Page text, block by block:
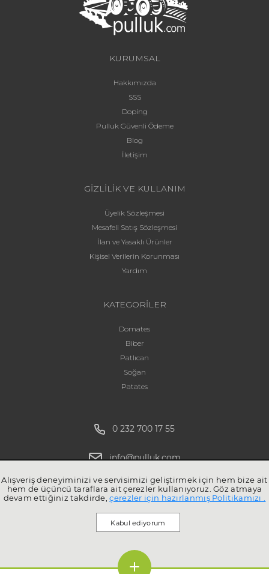
KURUMSAL
Hakkımızda
SSS
Doping
Pulluk Güvenli Ödeme
Blog
İletişim
GİZLİLİK VE KULLANIM
Üyelik Sözleşmesi
Mesafeli Satış Sözleşmesi
İlan ve Yasaklı Ürünler
Kişisel Verilerin Korunması
Yardım
KATEGORİLER
Domates
Biber
Patlıcan
Soğan
Patates
0 232 700 17 55
info@pulluk.com
Alışveriş deneyiminizi ve servisimizi geliştirmek için hem bize ait
hem de üçüncü taraflara ait çerezler kullanıyoruz. Göz atmaya
devam ettiğiniz takdirde,çerezler için hazırlanmış Politikamızı .
Kabul ediyorum